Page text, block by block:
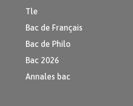
Tle
Bac de Français
Bac de Philo
Bac 2026
Annales bac